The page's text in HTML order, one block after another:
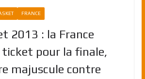
FRANCE
2013 : la France
ticket pour la finale,
majuscule contre